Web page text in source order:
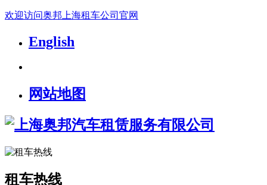
欢迎访问奥邦上海租车公司官网
English
网站地图
租车热线